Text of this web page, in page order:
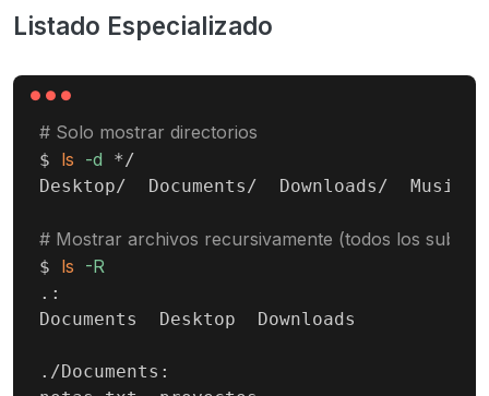
Listado Especializado
# Solo mostrar directorios
$ ls -d */
Desktop/  Documents/  Downloads/
# Mostrar archivos recursivamente (todos los
$ ls -R
.:
Documents  Desktop  Downloads
./Documents: